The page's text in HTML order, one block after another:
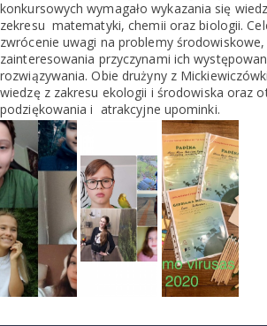
konkursowych wymagało wykazania się
zekresu matematyki, chemii oraz biologii.
zwrócenie uwagi na problemy środowiskowe,
zainteresowania przyczynami ich
rozwiązywania. Obie drużyny z
wiedzę z zakresu ekologii i środowiska oraz
podziękowania i atrakcyjne upominki.